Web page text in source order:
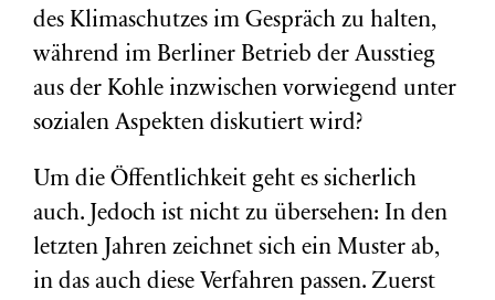
des Klimaschutzes im Gespräch zu halten,
während im Berliner Betrieb der Ausstieg
aus der Kohle inzwischen vorwiegend unter
sozialen Aspekten diskutiert wird?
Um die Öffentlichkeit geht es sicherlich
auch. Jedoch ist nicht zu übersehen: In den
letzten Jahren zeichnet sich ein Muster ab,
in das auch diese Verfahren passen. Zuerst